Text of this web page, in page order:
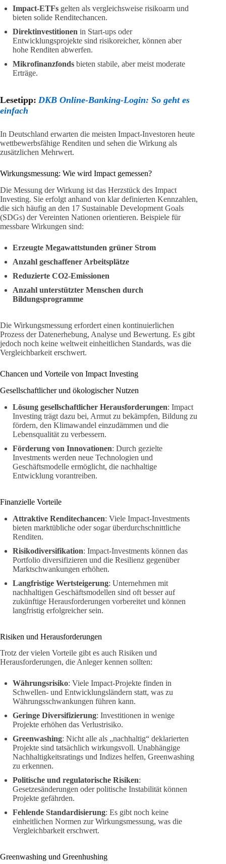
Impact-ETFs gelten als vergleichsweise risikoarm und
bieten solide Renditechancen.
Direktinvestitionen in Start-ups oder
Entwicklungsprojekte sind risikoreicher, können aber
hohe Renditen abwerfen.
Mikrofinanzfonds bieten stabile, aber meist moderate
Erträge.
Lesetipp: DKB Online-Banking-Login: So geht es
einfach
In Deutschland erwarten die meisten Impact-Investoren heute
wettbewerbsfähige Renditen und sehen die Wirkung als
zusätzlichen Mehrwert.
Wirkungsmessung: Wie wird Impact gemessen?
Die Messung der Wirkung ist das Herzstück des Impact
Investing. Sie erfolgt anhand von klar definierten Kennzahlen,
die sich häufig an den 17 Sustainable Development Goals
(SDGs) der Vereinten Nationen orientieren. Beispiele für
messbare Wirkungen sind:
Erzeugte Megawattstunden grüner Strom
Anzahl geschaffener Arbeitsplätze
Reduzierte CO2-Emissionen
Anzahl unterstützter Menschen durch
Bildungsprogramme
Die Wirkungsmessung erfordert einen kontinuierlichen
Prozess der Datenerhebung, Analyse und Bewertung. Es gibt
jedoch noch keine weltweit einheitlichen Standards, was die
Vergleichbarkeit erschwert.
Chancen und Vorteile von Impact Investing
Gesellschaftlicher und ökologischer Nutzen
Lösung gesellschaftlicher Herausforderungen: Impact
Investing trägt dazu bei, Armut zu bekämpfen, Bildung zu
fördern, den Klimawandel einzudämmen und die
Lebensqualität zu verbessern.
Förderung von Innovationen: Durch gezielte
Investments werden neue Technologien und
Geschäftsmodelle ermöglicht, die nachhaltige
Entwicklung vorantreiben.
Finanzielle Vorteile
Attraktive Renditechancen: Viele Impact-Investments
bieten marktübliche oder sogar überdurchschnittliche
Renditen.
Risikodiversifikation: Impact-Investments können das
Portfolio diversifizieren und die Resilienz gegenüber
Marktschwankungen erhöhen.
Langfristige Wertsteigerung: Unternehmen mit
nachhaltigen Geschäftsmodellen sind oft besser auf
zukünftige Herausforderungen vorbereitet und können
langfristig erfolgreicher sein.
Risiken und Herausforderungen
Trotz der vielen Vorteile gibt es auch Risiken und
Herausforderungen, die Anleger kennen sollten:
Währungsrisiko: Viele Impact-Projekte finden in
Schwellen- und Entwicklungsländern statt, was zu
Währungsschwankungen führen kann.
Geringe Diversifizierung: Investitionen in wenige
Projekte erhöhen das Verlustrisiko.
Greenwashing: Nicht alle als „nachhaltig“ deklarierten
Projekte sind tatsächlich wirkungsvoll. Unabhängige
Nachhaltigkeitsratings und Indizes helfen, Greenwashing
zu erkennen.
Politische und regulatorische Risiken:
Gesetzesänderungen oder politische Instabilität können
Projekte gefährden.
Fehlende Standardisierung: Es gibt noch keine
einheitlichen Normen zur Wirkungsmessung, was die
Vergleichbarkeit erschwert.
Greenwashing und Greenhushing